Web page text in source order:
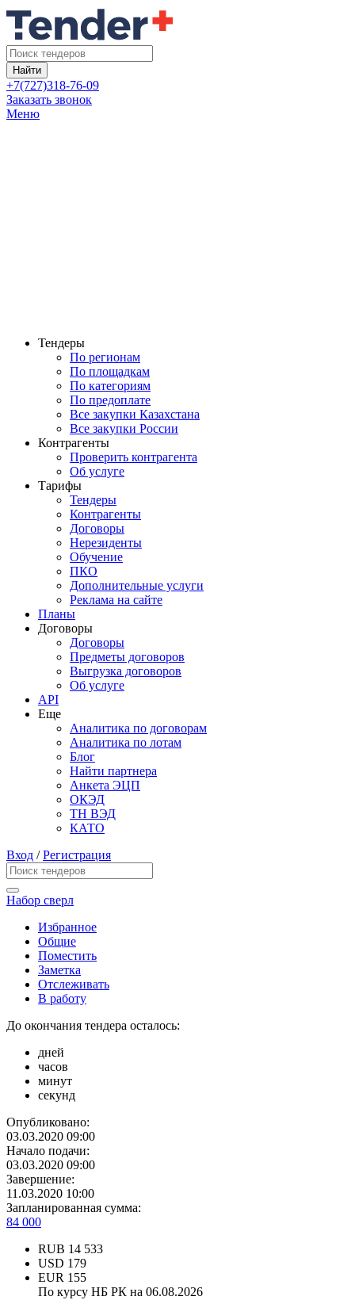
Найти
+7(727)318-76-09
Заказать звонок
Меню
Тендеры
По регионам
По площадкам
По категориям
По предоплате
Все закупки Казахстана
Все закупки России
Контрагенты
Проверить контрагента
Об услуге
Тарифы
Тендеры
Контрагенты
Договоры
Нерезиденты
Обучение
ПКО
Дополнительные услуги
Реклама на сайте
Планы
Договоры
Договоры
Предметы договоров
Выгрузка договоров
Об услуге
API
Еще
Аналитика по договорам
Аналитика по лотам
Блог
Найти партнера
Анкета ЭЦП
ОКЭД
ТН ВЭД
КАТО
Вход /Регистрация
Набор сверл
Избранное
Общие
Поместить
Заметка
Отслеживать
В работу
До окончания тендера осталось:
дней
часов
минут
секунд
Опубликовано:
03.03.2020 09:00
Начало подачи:
03.03.2020 09:00
Завершение:
11.03.2020 10:00
Запланированная сумма:
84 000
RUB 14 533
USD 179
EUR 155
По курсу НБ РК на 06.08.2026